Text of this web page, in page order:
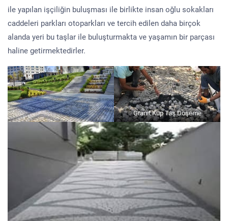
ile yapılan işçiliğin buluşması ile birlikte insan oğlu sokakları
caddeleri parkları otoparkları ve tercih edilen daha birçok
alanda yeri bu taşlar ile buluşturmakta ve yaşamın bir parçası
haline getirmektedirler.
Granit Küp Taş Döşeme